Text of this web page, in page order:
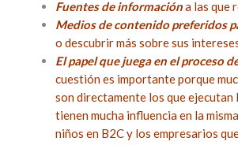
Fuentes de informacióna las que
Medios de contenido preferidos
o descubrir más sobre sus
El papel que juega en el proceso
cuestión es importante porque
son directamente los que ejecutan
tienen mucha influencia en la
niños en B2C y los empresarios